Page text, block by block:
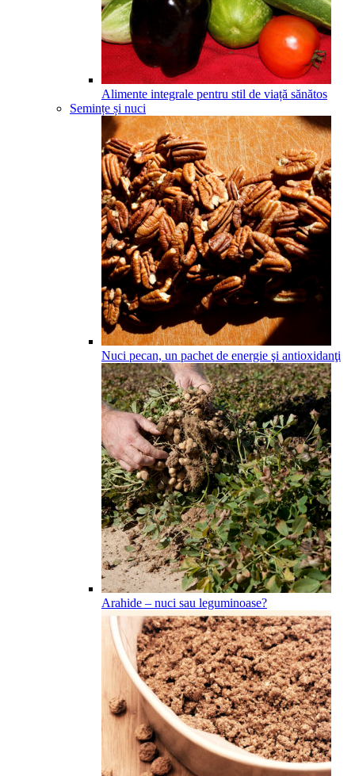
Alimente integrale pentru stil de viață sănătos
Semințe și nuci
Nuci pecan, un pachet de energie şi antioxidanţi
Arahide – nuci sau leguminoase?